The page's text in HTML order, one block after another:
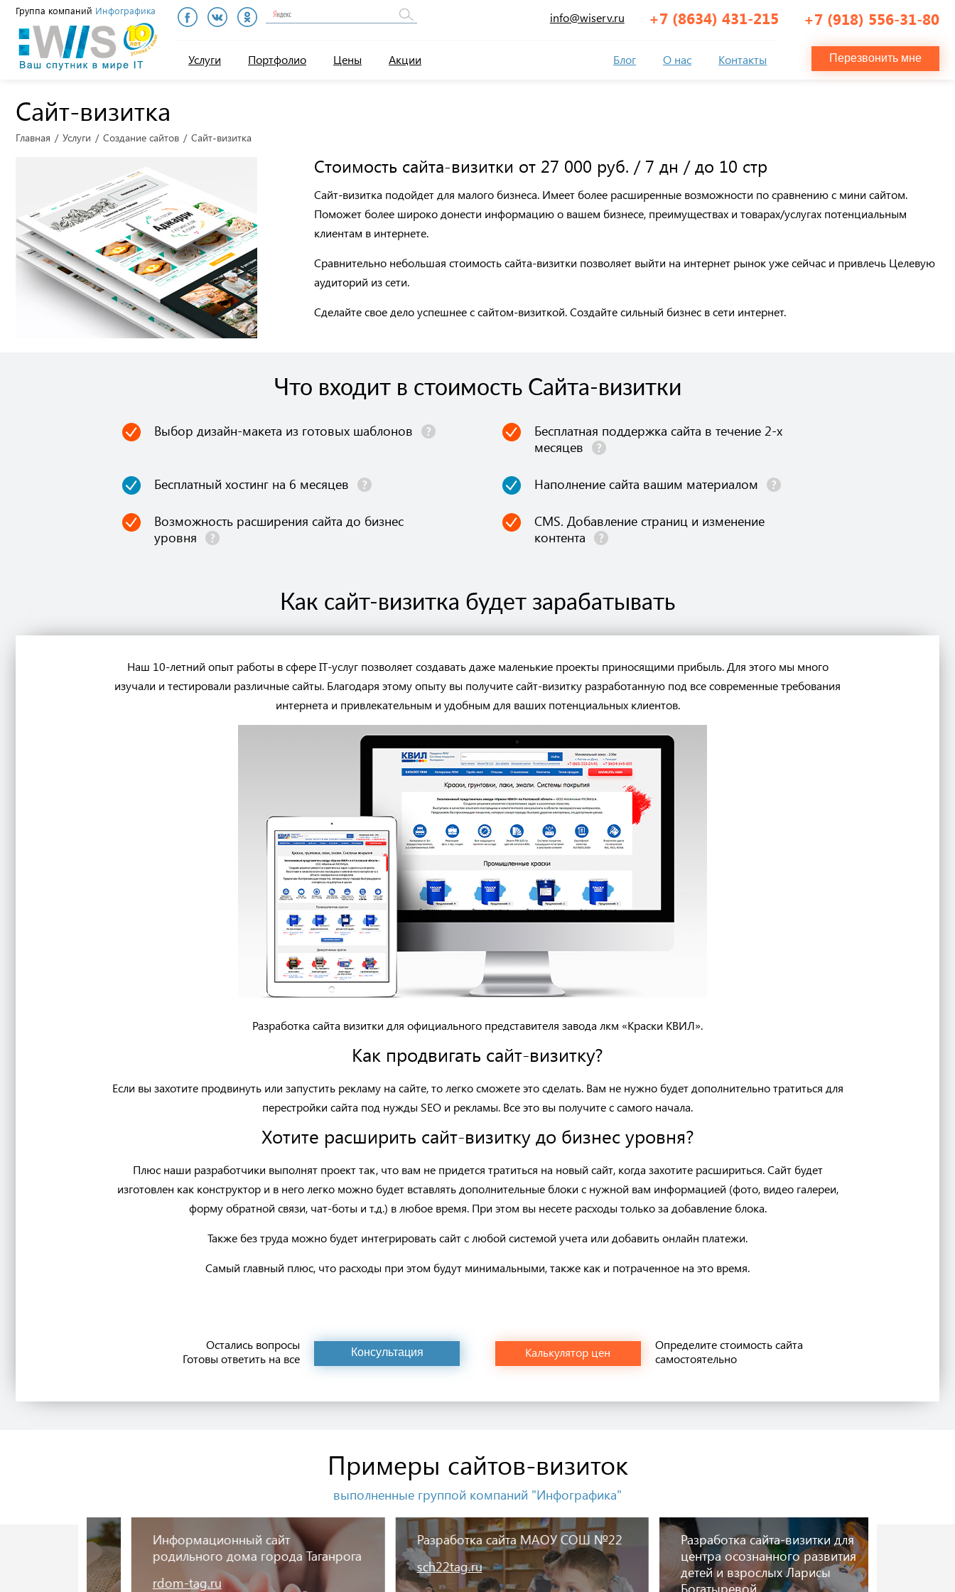
Группа компаний Инфографика
Инфографика
info@wiserv.ru +7 (8634) 431-215
Услуги Портфолио Цены Акции Блог О нас Контакты
+7 (918) 556-31-80
Перезвонить мне
Сайт-визитка
Главная Услуги Создание сайтов Сайт-визитка
Стоимость сайта-визитки от 27 000 руб. / 7 дн / до 10 стр
Сайт-визитка подойдет для малого бизнеса. Имеет более расширенные возможности по сравнению с мини сайтом.
Поможет более широко донести информацию о вашем бизнесе, преимуществах и товарах/услугах потенциальным
клиентам в интернете.
Сравнительно небольшая стоимость сайта-визитки позволяет выйти на интернет рынок уже сейчас и привлечь Целевую
аудиторий из сети.
Сделайте свое дело успешнее с сайтом-визиткой. Создайте сильный бизнес в сети интернет.
Что входит в стоимость Сайта-визитки
Выбор дизайн-макета из готовых шаблонов
Бесплатная поддержка сайта в течение 2-х
месяцев
Бесплатный хостинг на 6 месяцев Наполнение сайта вашим материалом
Возможность расширения сайта до бизнес
уровня
CMS. Добавление страниц и изменение
контента
Как сайт-визитка будет зарабатывать
Наш 10-летний опыт работы в сфере IT-услуг позволяет создавать даже маленькие проекты приносящими прибыль. Для этого мы много
изучали и тестировали различные сайты. Благодаря этому опыту вы получите сайт-визитку разработанную под все современные требования
интернета и привлекательным и удобным для ваших потенциальных клиентов.
Разработка сайта визитки для официального представителя завода лкм «Краски КВИЛ».
Как продвигать сайт-визитку?
Если вы захотите продвинуть или запустить рекламу на сайте, то легко сможете это сделать. Вам не нужно будет дополнительно тратиться для
перестройки сайта под нужды SEO и рекламы. Все это вы получите с самого начала.
Хотите расширить сайт-визитку до бизнес уровня?
Плюс наши разработчики выполнят проект так, что вам не придется тратиться на новый сайт, когда захотите расшириться. Сайт будет
изготовлен как конструктор и в него легко можно будет вставлять дополнительные блоки с нужной вам информацией (фото, видео галереи,
форму обратной связи, чат-боты и т.д.) в любое время. При этом вы несете расходы только за добавление блока.
Также без труда можно будет интегрировать сайт с любой системой учета или добавить онлайн платежи.
Самый главный плюс, что расходы при этом будут минимальными, также как и потраченное на это время.
Остались вопросы
Готовы ответить на все
Консультация
Определите стоимость сайта
самостоятельно
Калькулятор цен
Примеры сайтов-визиток
выполненные группой компаний "Инфографика"
Информационный сайт
родильного дома города Таганрога
rdom-tag.ru
Разработка сайта МАОУ СОШ №22
sch22tag.ru
Разработка сайта-визитки для
центра осознанного развития
детей и взрослых Ларисы
Богатыревой